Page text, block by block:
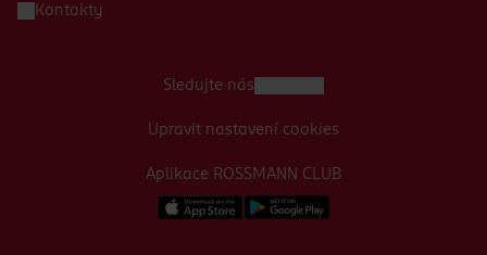
Kontakty
Aplikace ROSSMANN CLUB
Sledujte nás
Upravit nastavení cookies